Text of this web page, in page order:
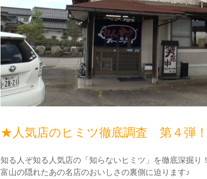
★人気店のヒミツ徹底調査 第４弾！
知る人ぞ知る人気店の「知らないヒミツ」を徹底深掘り！
富山の隠れたあの名店のおいしさの裏側に迫ります♪